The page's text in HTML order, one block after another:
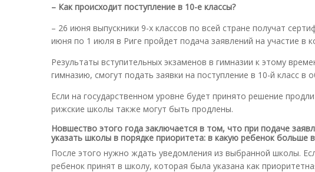
– Как происходит поступление в 10-е классы?
– 26 июня выпускники 9-х классов по всей стране получат
июня по 1 июля в Риге пройдет подача заявлений на участие в
Результаты вступительных экзаменов в гимназии к этому
гимназию, смогут подать заявки на поступление в 10-й класс в
Если на государственном уровне будет принято решение
рижские школы также могут быть продлены.
Новшество этого года заключается в том, что при подаче
указать школы в порядке приоритета: в какую ребенок больше
После этого нужно ждать уведомления из выбранной школы.
ребенок принят в школу, которая была указана как